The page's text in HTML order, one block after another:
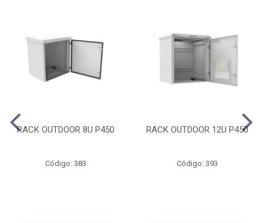
RACK OUTDOOR 8U P450
Código: 383
RACK OUTDOOR 12U P450
Código: 393